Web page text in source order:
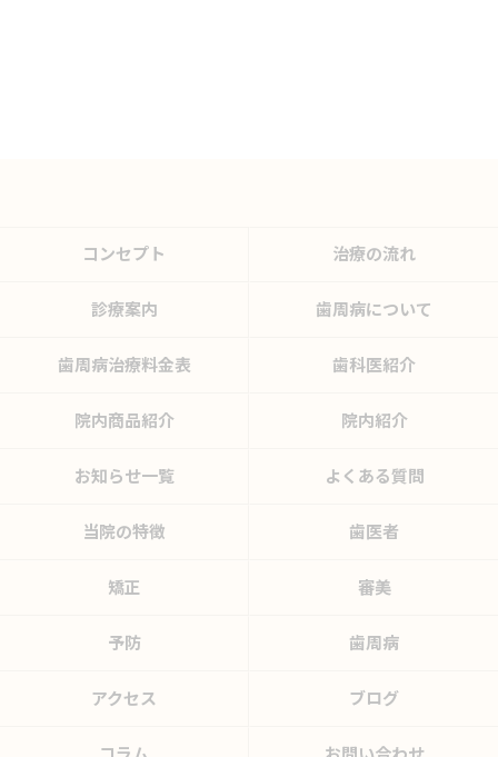
コンセプト 治療の流れ
診療案内 歯周病について
歯周病治療料金表 歯科医紹介
院内商品紹介 院内紹介
お知らせ一覧 よくある質問
当院の特徴 歯医者
矯正 審美
予防 歯周病
アクセス ブログ